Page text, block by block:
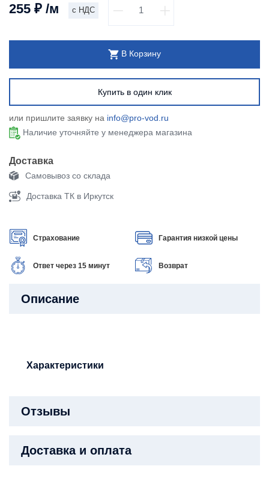
255 ₽ /м с НДС
В Корзину
Купить в один клик
или пришлите заявку на info@pro-vod.ru
Наличие уточняйте у менеджера магазина
Доставка
Самовывоз со склада
Доставка ТК в Иркутск
Страхование Гарантия низкой цены
Ответ через 15 минут Возврат
Описание
Характеристики
Отзывы
Доставка и оплата